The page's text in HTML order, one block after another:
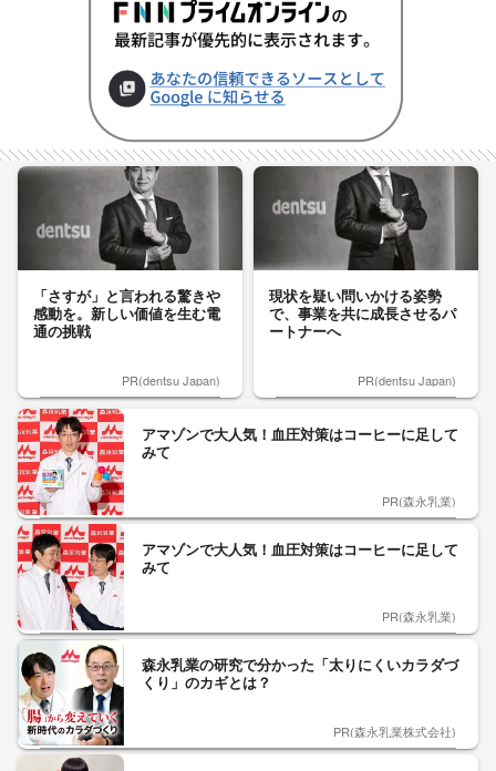
「さすが」と言われる驚きや
感動を。新しい価値を生む電
通の挑戦
PR(dentsu Japan)
現状を疑い問いかける姿勢
で、事業を共に成長させるパ
ートナーへ
PR(dentsu Japan)
アマゾンで大人気！血圧対策はコーヒーに足して
みて
PR(森永乳業)
アマゾンで大人気！血圧対策はコーヒーに足して
みて
PR(森永乳業)
森永乳業の研究で分かった「太りにくいカラダづ
くり」のカギとは？
PR(森永乳業株式会社)